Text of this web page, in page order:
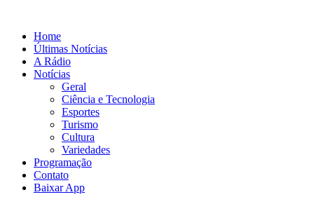
Home
Últimas Notícias
A Rádio
Notícias
Geral
Ciência e Tecnologia
Esportes
Turismo
Cultura
Variedades
Programação
Contato
Baixar App